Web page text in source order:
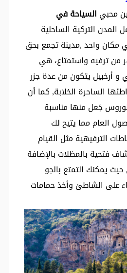
محبي السياحة في
المدن التركية الساحلية
مكان واحد ,مدينة تجمع بحق
من ترفيه واستمتاع، هي
و أرخبيل يتكون من عدة جزر
الساحرة الخلابة, كما أن
جَعل منها مناسبة
العام مما يتيح لك
الترفيهية مثل القيام
فتحية بالمظلات بالإضافة
يمكنك التمتع بالجو
على الشاطئ وأخذ حمامات